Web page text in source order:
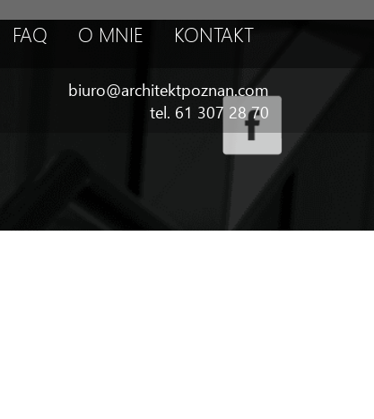
FAQ O MNIE KONTAKT
biuro@architektpoznan.com
tel. 61 307 28 70